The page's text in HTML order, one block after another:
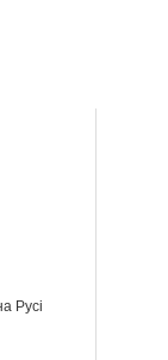
Русі